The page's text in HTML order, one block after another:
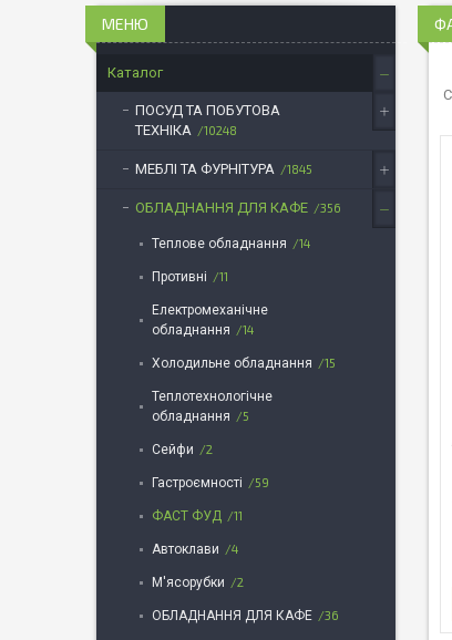
Каталог
ПОСУД ТА ПОБУТОВА
ТЕХНІКА
10248
МЕБЛІ ТА ФУРНІТУРА 1845
ОБЛАДНАННЯ ДЛЯ КАФЕ 356
Теплове обладнання 14
Противні 11
Електромеханічне
обладнання
14
Холодильне обладнання 15
Теплотехнологічне
обладнання
5
Сейфи 2
Гастроємності 59
ФАСТ ФУД 11
Автоклави 4
М'ясорубки 2
ОБЛАДНАННЯ ДЛЯ КАФЕ 36